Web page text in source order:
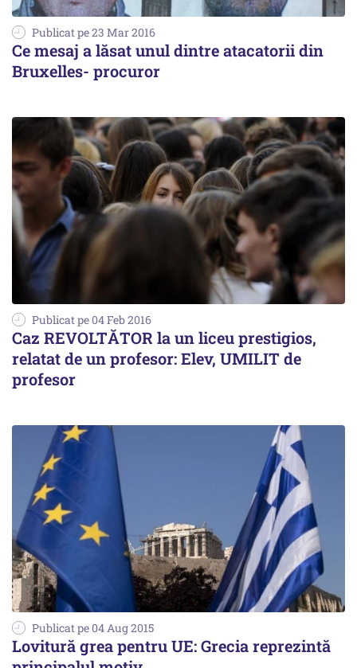
Publicat pe 23 Mar 2016
Ce mesaj a lăsat unul dintre atacatorii din
Bruxelles- procuror
Publicat pe 04 Feb 2016
Caz REVOLTĂTOR la un liceu prestigios,
relatat de un profesor: Elev, UMILIT de
profesor
Publicat pe 04 Aug 2015
Lovitură grea pentru UE: Grecia reprezintă